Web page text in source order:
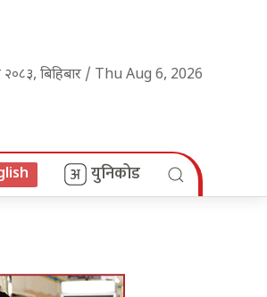
२०८३, बिहिबार / Thu Aug 6, 2026
युनिकोड